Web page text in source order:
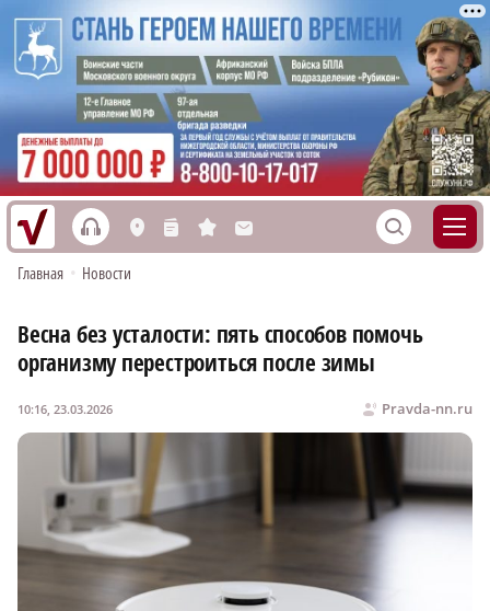
h L n s M S
Главная • Новости
Весна без усталости: пять способов помочь
организму перестроиться после зимы
Pravda-nn.ru
10:16, 23.03.2026